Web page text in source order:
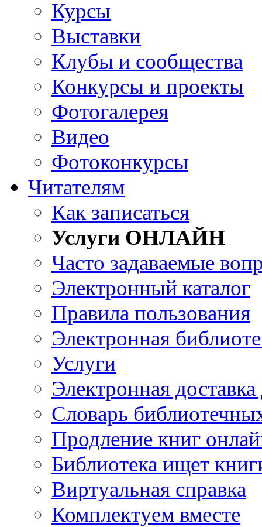
Курсы
Выставки
Клубы и сообщества
Конкурсы и проекты
Фотогалерея
Видео
Фотоконкурсы
Читателям
Как записаться
Услуги ОНЛАЙН
Часто задаваемые
Электронный каталог
Правила пользования
Электронная
Услуги
Электронная
Словарь
Продление книг
Библиотека ищет
Виртуальная справка
Комплектуем вместе